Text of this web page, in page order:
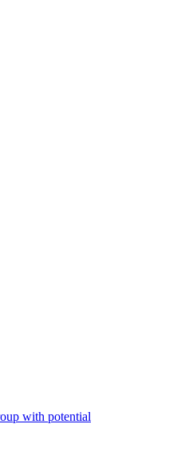
with potential